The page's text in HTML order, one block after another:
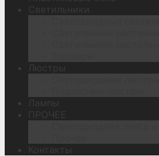
Светильники
Люстры
Лампы
ПРОЧЕЕ
Контакты